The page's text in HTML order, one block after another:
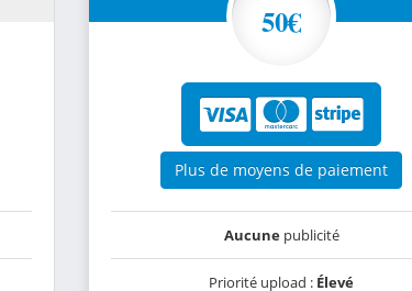
50€
Plus de moyens de paiement
Aucunepublicité
Priorité upload : Élevé